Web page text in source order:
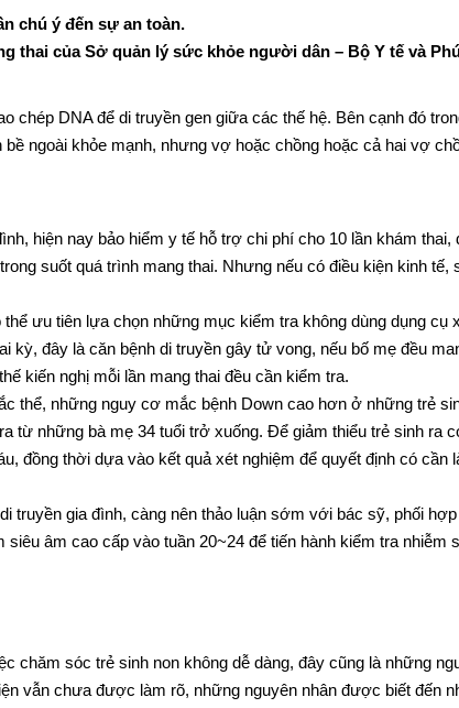
chú ý đến sự an toàn.
thai của Sở quản lý sức khỏe người dân – Bộ Y tế và
chép DNA để di truyền gen giữa các thế hệ. Bên cạnh đó
ngoài khỏe mạnh, nhưng vợ hoặc chồng hoặc cả hai vợ
hiện nay bảo hiểm y tế hỗ trợ chi phí cho 10 lần khám
suốt quá trình mang thai. Nhưng nếu có điều kiện kinh tế,
ưu tiên lựa chọn những mục kiểm tra không dùng dụng cụ
kỳ, đây là căn bệnh di truyền gây tử vong, nếu bố mẹ đều
kiến nghị mỗi lần mang thai đều cần kiểm tra.
thể, những nguy cơ mắc bệnh Down cao hơn ở những trẻ
từ những bà mẹ 34 tuổi trở xuống. Để giảm thiểu trẻ sinh ra
đồng thời dựa vào kết quả xét nghiệm để quyết định có cần
truyền gia đình, càng nên thảo luận sớm với bác sỹ, phối
âm cao cấp vào tuần 20~24 để tiến hành kiểm tra nhiễm
chăm sóc trẻ sinh non không dễ dàng, đây cũng là những
vẫn chưa được làm rõ, những nguyên nhân được biết đến